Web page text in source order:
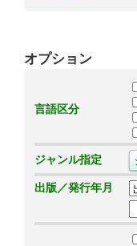
オプション
言語区分
ジャンル指定
出版／発行年月